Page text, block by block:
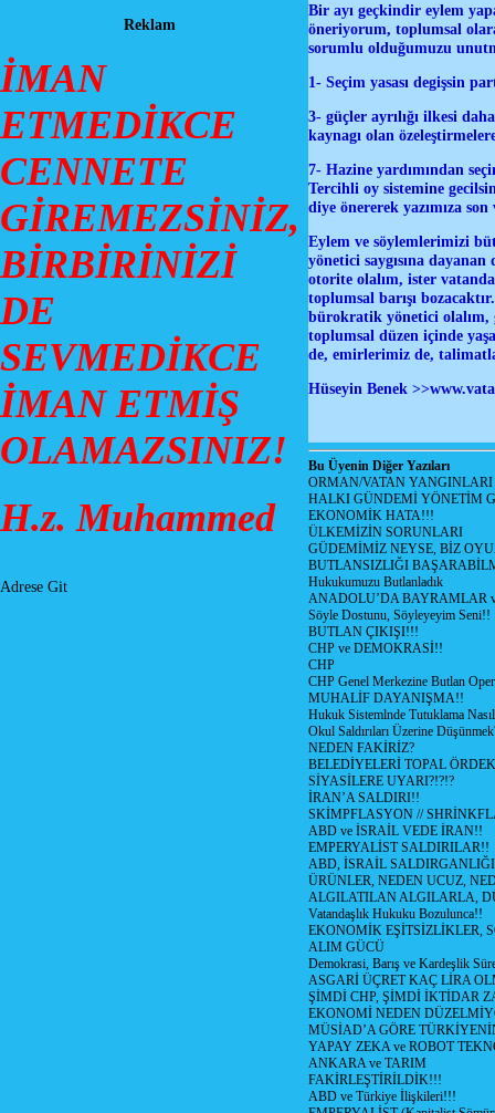
Reklam
İMAN
ETMEDİKCE
CENNETE
GİREMEZSİNİZ,
BİRBİRİNİZİ
DE
SEVMEDİKCE
İMAN ETMİŞ
OLAMAZSINIZ!
H.z. Muhammed
Adrese Git
Bir ayı geçkindir eylem
öneriyorum, toplumsal
sorumlu olduğumuzu
1- Seçim yasası degişsin
3- güçler ayrılığı ilkesi
kaynagı olan
7- Hazine yardımından
Tercihli oy sistemine
diye önererek yazımıza
Eylem ve söylemlerimizi
yönetici saygısına
otorite olalım, ister
toplumsal barışı
bürokratik yönetici olalım,
toplumsal düzen içinde
de, emirlerimiz de,
Hüseyin Benek
Bu Üyenin Diğer Yazıları
ORMAN/VATAN
HALKI GÜNDEMİ YÖNETİM
EKONOMİK HATA!!!
ÜLKEMİZİN SORUNLARI
GÜDEMİMİZ NEYSE, BİZ
BUTLANSIZLIĞI
Hukukumuzu Butlanladık
ANADOLU’DA BAYRAMLAR
Söyle Dostunu, Söyleyeyim Seni!!
BUTLAN ÇIKIŞI!!!
CHP ve DEMOKRASİ!!
CHP
CHP Genel Merkezine Butlan
MUHALİF DAYANIŞMA!!
Hukuk Sistemlnde Tutuklama
Okul Saldırıları Üzerine
NEDEN FAKİRİZ?
BELEDİYELERİ TOPAL
SİYASİLERE UYARI?!?!?
İRAN’A SALDIRI!!
SKİMPFLASYON //
ABD ve İSRAİL VEDE İRAN!!
EMPERYALİST SALDIRILAR!!
ABD, İSRAİL SALDIRGANLIĞI
ÜRÜNLER, NEDEN UCUZ,
ALGILATILAN ALGILARLA,
Vatandaşlık Hukuku Bozulunca!!
EKONOMİK EŞİTSİZLİKLER,
ALIM GÜCÜ
Demokrasi, Barış ve Kardeşlik
ASGARİ ÜÇRET KAÇ LİRA
ŞİMDİ CHP, ŞİMDİ İKTİDAR
EKONOMİ NEDEN
MÜSİAD’A GÖRE
YAPAY ZEKA ve ROBOT
ANKARA ve TARIM
FAKİRLEŞTİRİLDİK!!!
ABD ve Türkiye İlişkileri!!!